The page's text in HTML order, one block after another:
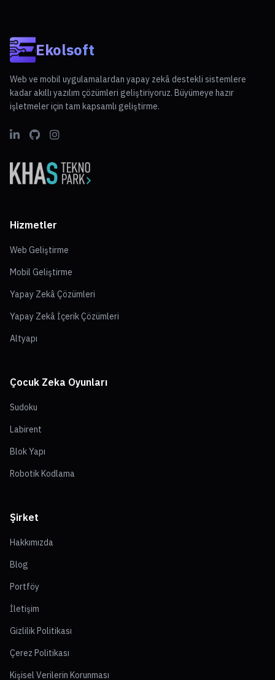
Ekolsoft
Web ve mobil uygulamalardan yapay zekâ destekli sistemlere
kadar akıllı yazılım çözümleri geliştiriyoruz. Büyümeye hazır
işletmeler için tam kapsamlı geliştirme.
Hizmetler
Web Geliştirme
Mobil Geliştirme
Yapay Zekâ Çözümleri
Yapay Zekâ İçerik Çözümleri
Altyapı
Çocuk Zeka Oyunları
Sudoku
Labirent
Blok Yapı
Robotik Kodlama
Şirket
Hakkımızda
Blog
Portföy
İletişim
Gizlilik Politikası
Çerez Politikası
Kişisel Verilerin Korunması